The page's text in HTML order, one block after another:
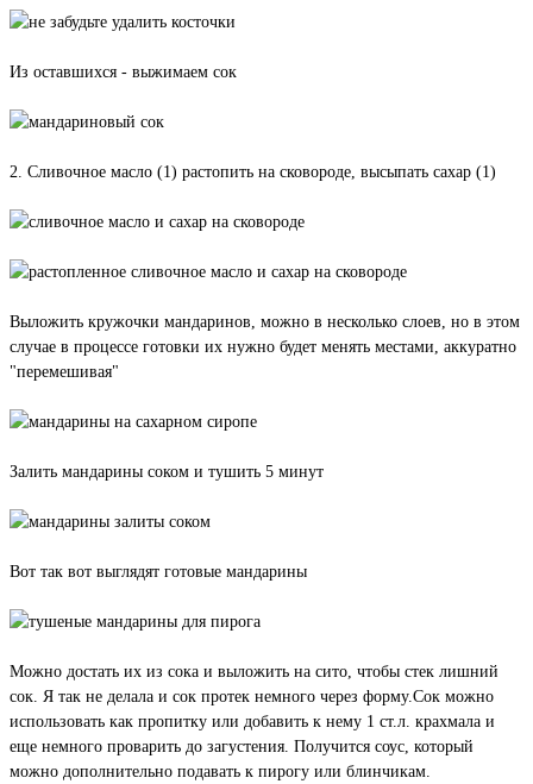
Из оставшихся - выжимаем сок
2. Сливочное масло (1) растопить на сковороде, высыпать сахар (1)
Выложить кружочки мандаринов, можно в несколько слоев, но в этом
случае в процессе готовки их нужно будет менять местами, аккуратно
"перемешивая"
Залить мандарины соком и тушить 5 минут
Вот так вот выглядят готовые мандарины
Можно достать их из сока и выложить на сито, чтобы стек лишний
сок. Я так не делала и сок протек немного через форму.Сок можно
использовать как пропитку или добавить к нему 1 ст.л. крахмала и
еще немного проварить до загустения. Получится соус, который
можно дополнительно подавать к пирогу или блинчикам.